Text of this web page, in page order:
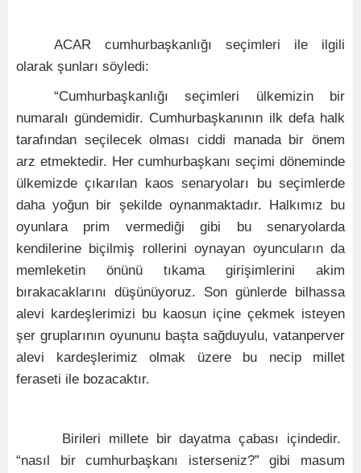
ACAR cumhurbaşkanlığı seçimleri ile ilgili
olarak şunları söyledi:
“Cumhurbaşkanlığı seçimleri ülkemizin bir
numaralı gündemidir. Cumhurbaşkanının ilk defa halk
tarafından seçilecek olması ciddi manada bir önem
arz etmektedir. Her cumhurbaşkanı seçimi döneminde
ülkemizde çıkarılan kaos senaryoları bu seçimlerde
daha yoğun bir şekilde oynanmaktadır. Halkımız bu
oyunlara prim vermediği gibi bu senaryolarda
kendilerine biçilmiş rollerini oynayan oyuncuların da
memleketin önünü tıkama girişimlerini akim
bırakacaklarını düşünüyoruz. Son günlerde bilhassa
alevi kardeşlerimizi bu kaosun içine çekmek isteyen
şer gruplarının oyununu başta sağduyulu, vatanperver
alevi kardeşlerimiz olmak üzere bu necip millet
feraseti ile bozacaktır.
Birileri millete bir dayatma çabası içindedir.
“nasıl bir cumhurbaşkanı isterseniz?” gibi masum